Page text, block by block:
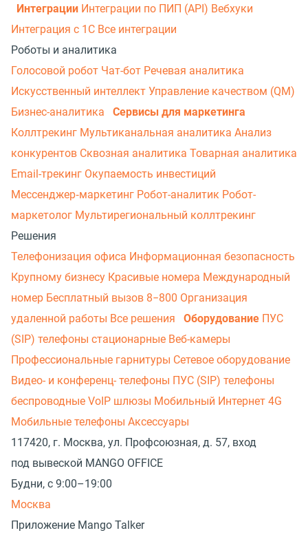
Интеграции Интеграции по ПИП (API) Вебхуки
Интеграция с 1С Все интеграции
Роботы и аналитика
Голосовой робот Чат-бот Речевая аналитика
Искусственный интеллект Управление качеством (QM)
Бизнес-аналитика
Сервисы для маркетинга
Коллтрекинг Мультиканальная аналитика Анализ
конкурентов Сквозная аналитика Товарная аналитика
Email-трекинг Окупаемость инвестиций
Мессенджер‑маркетинг Робот-аналитик Робот-
маркетолог Мультирегиональный коллтрекинг
Решения
Телефонизация офиса Информационная безопасность
Крупному бизнесу Красивые номера Международный
номер Бесплатный вызов 8−800 Организация
удаленной работы Все решения Оборудование ПУС
(SIP) телефоны стационарные Веб-камеры
Профессиональные гарнитуры Сетевое оборудование
Видео- и конференц- телефоны ПУС (SIP) телефоны
беспроводные VoIP шлюзы Мобильный Интернет 4G
Мобильные телефоны Аксессуары
117420, г. Москва, ул. Профсоюзная, д. 57, вход
под вывеской MANGO OFFICE
Будни, с 9:00–19:00
Москва
Приложение Mango Talker